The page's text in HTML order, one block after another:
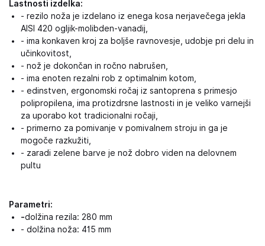
Lastnosti izdelka:
- rezilo noža je izdelano iz enega kosa nerjavečega jekla
AISI 420 ogljik-molibden-vanadij,
- ima konkaven kroj za boljše ravnovesje, udobje pri delu in
učinkovitost,
- nož je dokončan in ročno nabrušen,
- ima enoten rezalni rob z optimalnim kotom,
- edinstven, ergonomski ročaj iz santoprena s primesjo
polipropilena, ima protizdrsne lastnosti in je veliko varnejši
za uporabo kot tradicionalni ročaji,
- primerno za pomivanje v pomivalnem stroju in ga je
mogoče razkužiti,
- zaradi zelene barve je nož dobro viden na delovnem
pultu
Parametri:
-dolžina rezila: 280 mm
- dolžina noža: 415 mm